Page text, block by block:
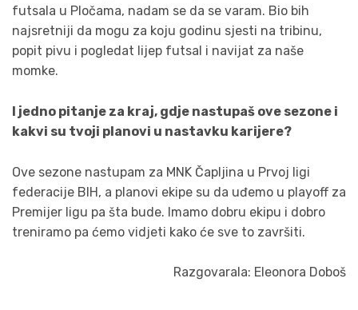
futsala u Pločama, nadam se da se varam. Bio bih
najsretniji da mogu za koju godinu sjesti na tribinu,
popit pivu i pogledat lijep futsal i navijat za naše
momke.
I jedno pitanje za kraj, gdje nastupaš ove sezone i
kakvi su tvoji planovi u nastavku karijere?
Ove sezone nastupam za MNK Čapljina u Prvoj ligi
federacije BIH, a planovi ekipe su da uđemo u playoff za
Premijer ligu pa šta bude. Imamo dobru ekipu i dobro
treniramo pa ćemo vidjeti kako će sve to završiti.
Razgovarala: Eleonora Doboš